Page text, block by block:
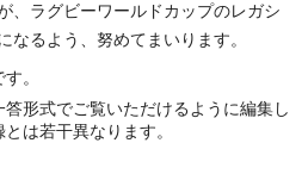
、ラグビーワールドカップのレガシ
なるよう、努めてまいります。
。
形式でご覧いただけるように編集し
は若干異なります。